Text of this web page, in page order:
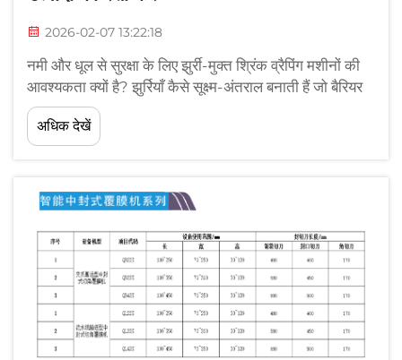
2026-02-07 13:22:18
नमी और धूल से सुरक्षा के लिए झुर्री-मुक्त श्रिंक व्रैपिंग मशीनों की
आवश्यकता क्यों है? झुर्रियाँ कैसे सूक्ष्म-अंतराल बनाती हैं जो बैरियर
की अखंडता को कमजोर कर देती हैं। जब श्रिंक फिल्म में झुर्रियाँ पड़
जाती हैं, तो वे सूक्ष्म चैनल बना देती हैं जो वास्तव में सुरक्षा को छेद देने
के समान होते हैं...
अधिक देखें